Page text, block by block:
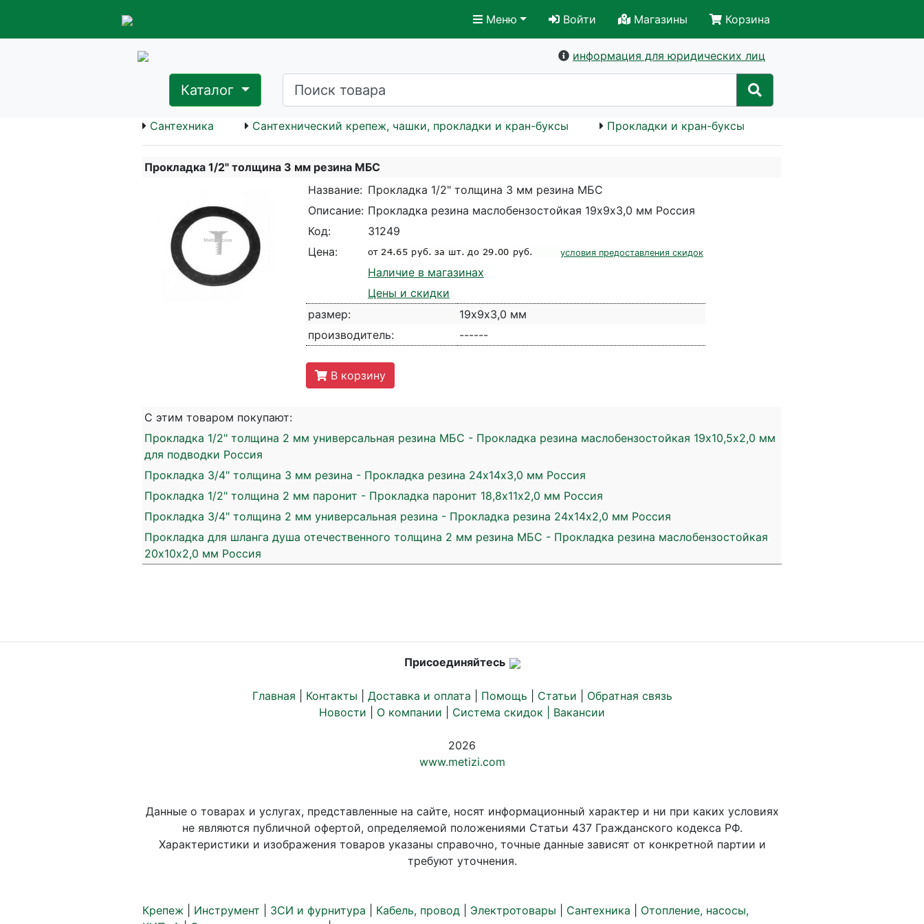
Меню Войти Магазины Корзина
информация для юридических лиц
Каталог
Сантехника Сантехнический крепеж, чашки, прокладки и кран-буксы Прокладки и кран-буксы
Прокладка 1/2" толщина 3 мм резина МБС
Название: Прокладка 1/2" толщина 3 мм резина МБС
Описание: Прокладка резина маслобензостойкая 19х9х3,0 мм Россия
Код:
31249
Цена:
условия предоставления скидок
Наличие в магазинах
Цены и скидки
размер:
19х9х3,0 мм
производитель:
------
В корзину
С этим товаром покупают:
Прокладка 1/2" толщина 2 мм универсальная резина МБС - Прокладка резина маслобензостойкая 19х10,5х2,0 мм
для подводки Россия
Прокладка 3/4" толщина 3 мм резина - Прокладка резина 24х14х3,0 мм Россия
Прокладка 1/2" толщина 2 мм паронит - Прокладка паронит 18,8х11х2,0 мм Россия
Прокладка 3/4" толщина 2 мм универсальная резина - Прокладка резина 24х14х2,0 мм Россия
Прокладка для шланга душа отечественного толщина 2 мм резина МБС - Прокладка резина маслобензостойкая
20х10х2,0 мм Россия
Присоединяйтесь
Главная Контакты Доставка и оплата Помощь Статьи
Обратная связь
Новости
О компании Система скидок | Вакансии
2026
www.metizi.com
Данные о товарах и услугах, представленные на сайте, носят информационный характер и ни при каких условиях
не являются публичной офертой, определяемой положениями Статьи 437 Гражданского кодекса РФ.
Характеристики и изображения товаров указаны справочно, точные данные зависят от конкретной партии и
требуют уточнения.
Крепеж Инструмент ЗСИ и фурнитура Кабель, провод Электротовары Сантехника
Отопление, насосы,